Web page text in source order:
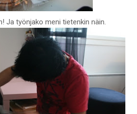
Ja työnjako meni tietenkin näin.